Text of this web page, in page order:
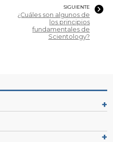
SIGUIENTE
¿Cuáles son algunos de
los principios
fundamentales de
Scientology?